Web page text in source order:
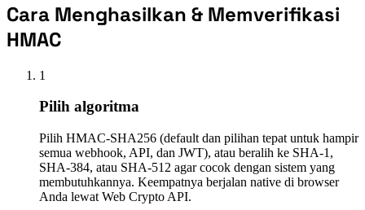
Cara Menghasilkan & Memverifikasi
HMAC
1
Pilih algoritma
Pilih HMAC-SHA256 (default dan pilihan tepat untuk hampir
semua webhook, API, dan JWT), atau beralih ke SHA-1,
SHA-384, atau SHA-512 agar cocok dengan sistem yang
membutuhkannya. Keempatnya berjalan native di browser
Anda lewat Web Crypto API.